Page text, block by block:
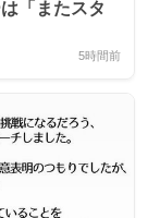
「またスタ
5時間前